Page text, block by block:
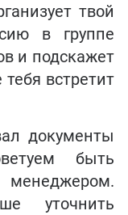
твой
в группе
и подскажет
тебя встретит
документы
быть
уточнить